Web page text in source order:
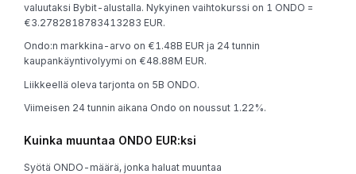
valuutaksi Bybit-alustalla. Nykyinen vaihtokurssi on 1 ONDO =
€3.2782818783413283 EUR.
Ondo:n markkina-arvo on €1.48B EUR ja 24 tunnin
kaupankäyntivolyymi on €48.88M EUR.
Liikkeellä oleva tarjonta on 5B ONDO.
Viimeisen 24 tunnin aikana Ondo on noussut 1.22%.
Kuinka muuntaa ONDO EUR:ksi
Syötä ONDO-määrä, jonka haluat muuntaa